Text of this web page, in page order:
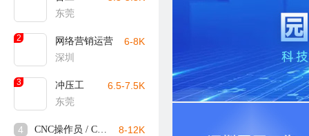
东莞
2
网络营销运营
深圳
6-8K
3
冲压工
东莞
6.5-7.5K
4 CNC操作员 / CNC师傅 8-12K